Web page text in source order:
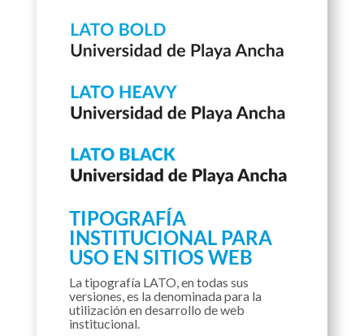
TIPOGRAFÍA
INSTITUCIONAL PARA
USO EN SITIOS WEB
La tipografía LATO, en todas sus
versiones, es la denominada para la
utilización en desarrollo de web
institucional.